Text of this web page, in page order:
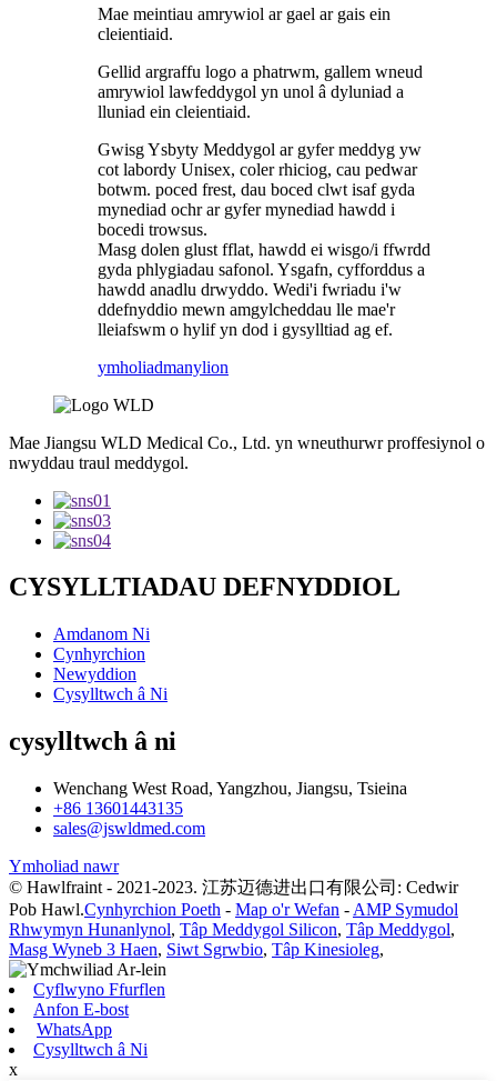
Mae meintiau amrywiol ar gael ar gais ein
cleientiaid.
Gellid argraffu logo a phatrwm, gallem wneud
amrywiol lawfeddygol yn unol â dyluniad a
lluniad ein cleientiaid.
Gwisg Ysbyty Meddygol ar gyfer meddyg yw
cot labordy Unisex, coler rhiciog, cau pedwar
botwm. poced frest, dau boced clwt isaf gyda
mynediad ochr ar gyfer mynediad hawdd i
bocedi trowsus.
Masg dolen glust fflat, hawdd ei wisgo/i ffwrdd
gyda phlygiadau safonol. Ysgafn, cyfforddus a
hawdd anadlu drwyddo. Wedi'i fwriadu i'w
ddefnyddio mewn amgylcheddau lle mae'r
lleiafswm o hylif yn dod i gysylltiad ag ef.
ymholiadmanylion
Mae Jiangsu WLD Medical Co., Ltd. yn wneuthurwr proffesiynol o
nwyddau traul meddygol.
CYSYLLTIADAU DEFNYDDIOL
Amdanom Ni
Cynhyrchion
Newyddion
Cysylltwch â Ni
cysylltwch â ni
Wenchang West Road, Yangzhou, Jiangsu, Tsieina
+86 13601443135
sales@jswldmed.com
Ymholiad nawr
© Hawlfraint - 2021-2023. 江苏迈德进出口有限公司: Cedwir
Pob Hawl.Cynhyrchion Poeth - Map o'r Wefan - AMP Symudol
Rhwymyn Hunanlynol, Tâp Meddygol Silicon, Tâp Meddygol,
Masg Wyneb 3 Haen, Siwt Sgrwbio, Tâp Kinesioleg,
Cyflwyno Ffurflen
Anfon E-bost
WhatsApp
Cysylltwch â Ni
x